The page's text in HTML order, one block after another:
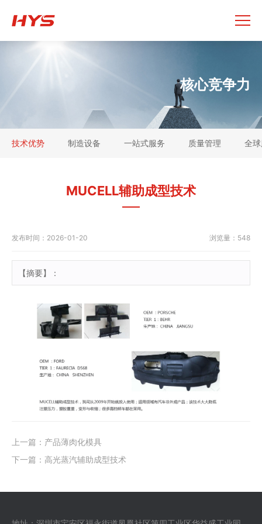
核心竞争力
技术优势 制造设备 一站式服务 质量管理 全
MUCELL辅助成型技术
发布时间： 2026-01-20 浏览量： 548
【摘要】：
上一篇： 产品薄肉化模具
下一篇： 高光蒸汽辅助成型技术